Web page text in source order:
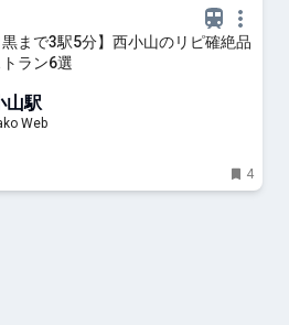
黒まで3駅5分】西小山のリピ確絶品
トラン6選
山駅
Web
4